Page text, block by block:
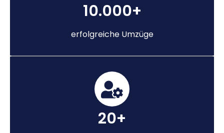
10.000+
erfolgreiche Umzüge
20+